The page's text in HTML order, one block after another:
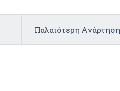
Παλαιότερη Ανάρτηση